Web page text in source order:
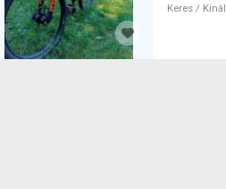
Keres / Kínál